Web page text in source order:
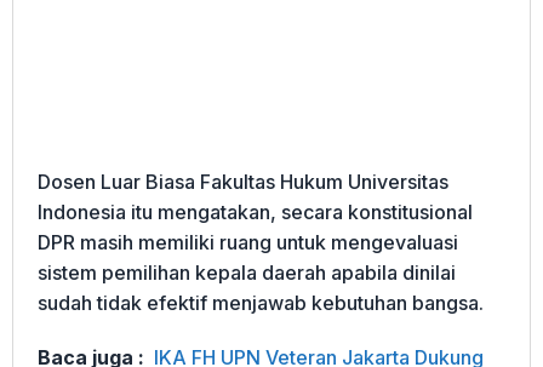
Dosen Luar Biasa Fakultas Hukum Universitas
Indonesia itu mengatakan, secara konstitusional
DPR masih memiliki ruang untuk mengevaluasi
sistem pemilihan kepala daerah apabila dinilai
sudah tidak efektif menjawab kebutuhan bangsa.
Baca juga : IKA FH UPN Veteran Jakarta Dukung